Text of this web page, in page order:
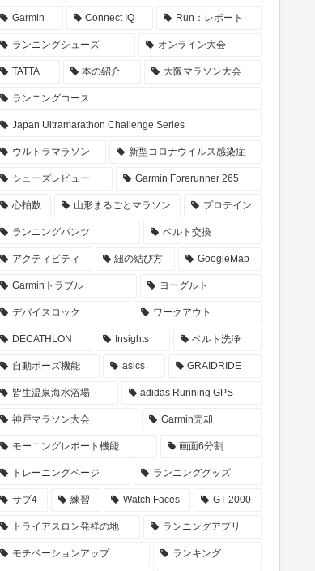
Garmin Connect IQ Run：レポート
ランニングシューズ オンライン大会
TATTA 本の紹介 大阪マラソン大会
ランニングコース
Japan Ultramarathon Challenge Series
ウルトラマラソン 新型コロナウイルス感染症
シューズレビュー Garmin Forerunner 265
心拍数 山形まるごとマラソン プロテイン
ランニングパンツ ベルト交換
アクティビティ 紐の結び方 GoogleMap
Garminトラブル ヨーグルト
デバイスロック ワークアウト
DECATHLON Insights ベルト洗浄
自動ポーズ機能 asics GRAIDRIDE
皆生温泉海水浴場 adidas Running GPS
神戸マラソン大会 Garmin売却
モーニングレポート機能 画面6分割
トレーニングページ ランニンググッズ
サブ4 練習 Watch Faces GT-2000
トライアスロン発祥の地 ランニングアプリ
モチベーションアップ ランキング